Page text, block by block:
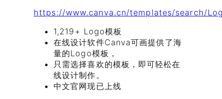
https://www.canva.cn/templates/search/
1,219+ Logo模板
在线设计软件Canva可画提供了海
量的Logo模板，
只需选择喜欢的模板，即可轻松在
线设计制作。
中文官网现已上线